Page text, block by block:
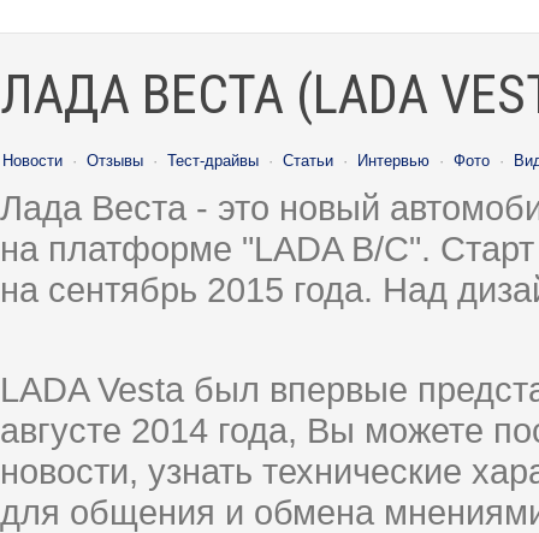
ЛАДА ВЕСТА (LADA
Новости · Отзывы · Тест-драйвы · Статьи · Интервью · Фото ·
Лада Веста - это новый
на платформе "LADA B/C".
на сентябрь 2015 года. Над
LADA Vesta был впервые
августе 2014 года, Вы можете
новости, узнать технические
для общения и обмена